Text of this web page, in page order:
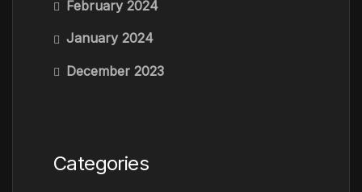
February 2024
January 2024
December 2023
Categories